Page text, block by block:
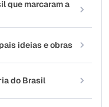
que marcaram a
ideias e obras
do Brasil